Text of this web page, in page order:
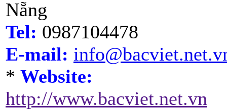
Nẵng
Tel: 0987104478
E-mail:
* Website:
http://www.bacviet.net.vn